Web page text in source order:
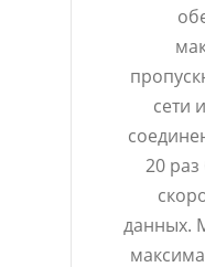
сети
20
данных.